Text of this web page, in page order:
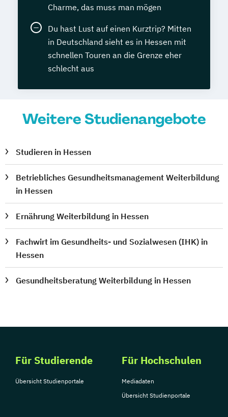
Charme, das muss man mögen
Du hast Lust auf einen Kurztrip? Mitten
in Deutschland sieht es in Hessen mit
schnellen Touren an die Grenze eher
schlecht aus
Weitere Studienangebote
Studieren in Hessen
Betriebliches Gesundheitsmanagement Weiterbildung
in Hessen
Ernährung Weiterbildung in Hessen
Fachwirt im Gesundheits- und Sozialwesen (IHK) in
Hessen
Gesundheitsberatung Weiterbildung in Hessen
Für Studierende
Übersicht Studienportale
Für Hochschulen
Mediadaten
Übersicht Studienportale